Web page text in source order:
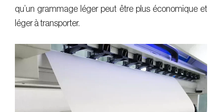
qu’un grammage léger peut être plus économique et
léger à transporter.